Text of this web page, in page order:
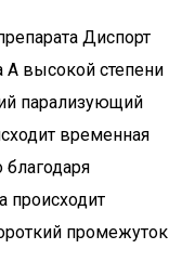
Диспорт
А высокой степени
парализующий
временная
происходит
промежуток